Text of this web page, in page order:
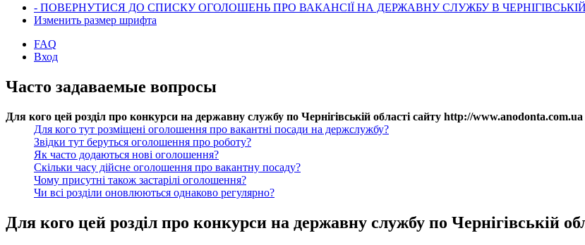
- ПОВЕРНУТИСЯ ДО СПИСКУ ОГОЛОШЕНЬ ПРО ВАКАНСІЇ НА ДЕРЖАВНУ СЛУЖБУ В
Изменить размер шрифта
FAQ
Вход
Часто задаваемые вопросы
Для кого цей розділ про конкурси на державну службу по Чернігівській області сайту http://www.anodonta.com.ua
Для кого тут розміщені оголошення про вакантні посади на держслужбу?
Звідки тут беруться оголошення про роботу?
Як часто додаються нові оголошення?
Скільки часу дійсне оголошення про вакантну посаду?
Чому присутні також застарілі оголошення?
Чи всі розділи оновлюються однаково регулярно?
Для кого цей розділ про конкурси на державну службу по Чернігівській